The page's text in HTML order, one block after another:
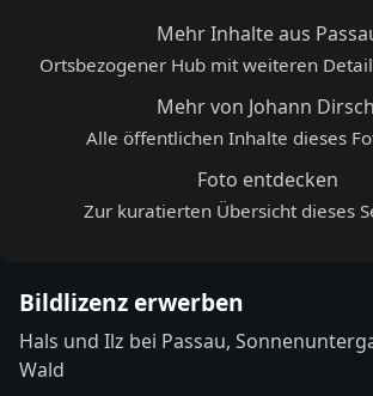
Mehr Inhalte aus
Ortsbezogener Hub mit weiteren
Mehr von Johann
Alle öffentlichen Inhalte dieses
Foto entdecken
Zur kuratierten Übersicht dieses
Bildlizenz erwerben
Hals und Ilz bei Passau,
Wald